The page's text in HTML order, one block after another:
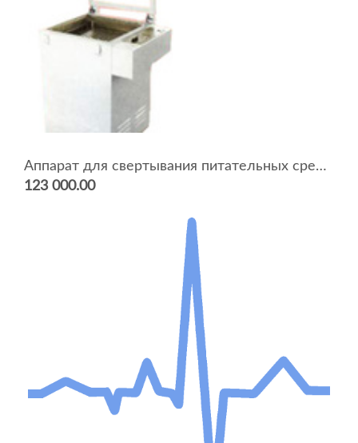
Аппарат для свертывания питательных сред АСПС, АСПС-2 (двухкамерный)
123 000.00